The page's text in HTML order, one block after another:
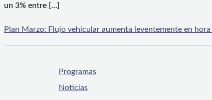
un 3% entre […]
Plan Marzo: Flujo vehicular aumenta leventemente en
Programas
Noticias